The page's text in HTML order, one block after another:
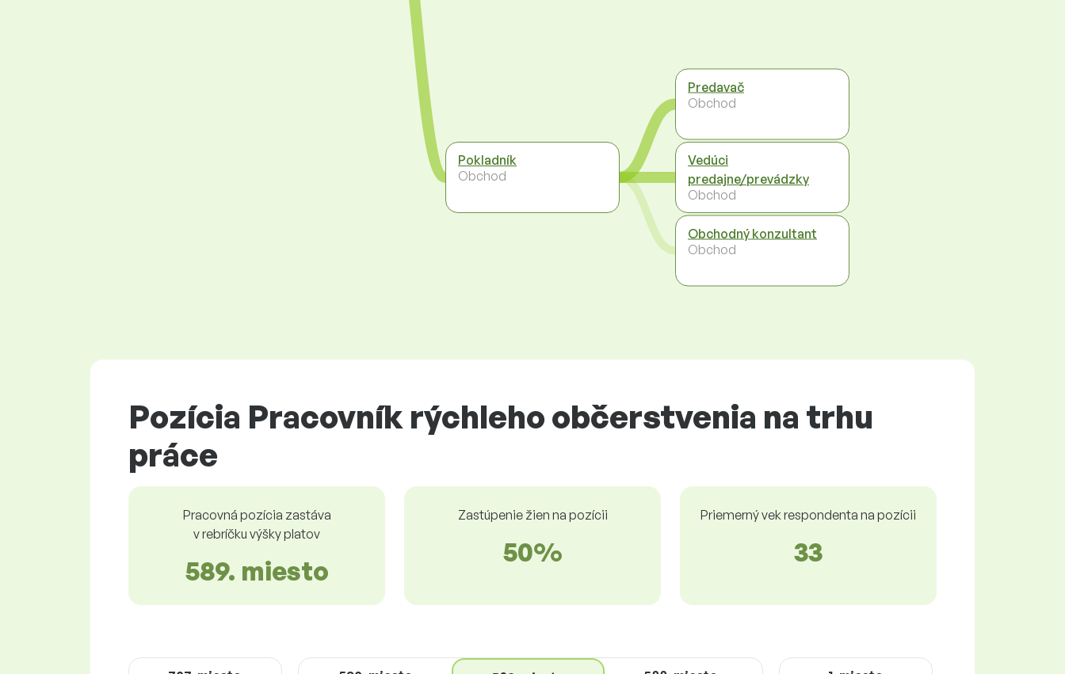
Pokladník
Obchod
Predavač
Obchod
Vedúci
predajne/prevádzky
Obchod
Obchodný konzultant
Obchod
Pozícia Pracovník rýchleho občerstvenia na trhu
práce
Pracovná pozícia zastáva
v rebríčku výšky platov
589. miesto
Zastúpenie žien na pozícii
50%
Priemerný vek respondenta na pozícii
33